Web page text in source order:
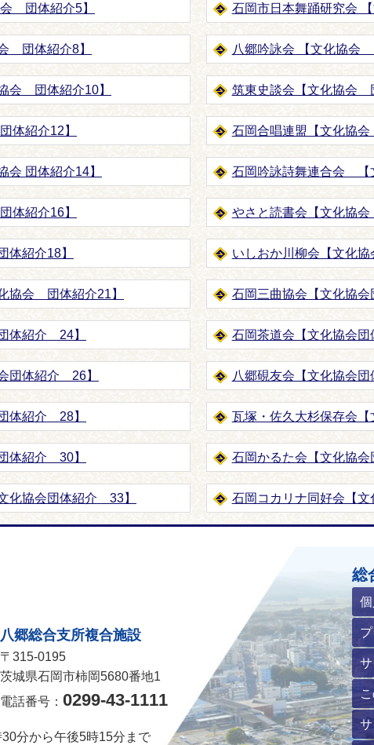
団体紹介5】 石岡市日本舞踊研究会
団体紹介8】 八郷吟詠会 【文化協会
会 団体紹介10】 筑東史談会【文化協会
体紹介12】 石岡合唱連盟【文化協
会 団体紹介14】 石岡吟詠詩舞連合会
体紹介16】 やさと読書会【文化協
紹介18】 いしおか川柳会【文化
協会 団体紹介21】 石岡三曲協会【文化協会
体紹介 24】 石岡茶道会【文化協会
団体紹介 26】 八郷硯友会【文化協会
体紹介 28】 瓦塚・佐久大杉保存会
体紹介 30】 石岡かるた会【文化協
化協会団体紹介 33】 石岡コカリナ同好会【
八郷総合支所複合施設
〒315-0195
茨城県石岡市柿岡5680番地1
電話番号： 0299-43-1111
分から午後5時15分まで
総